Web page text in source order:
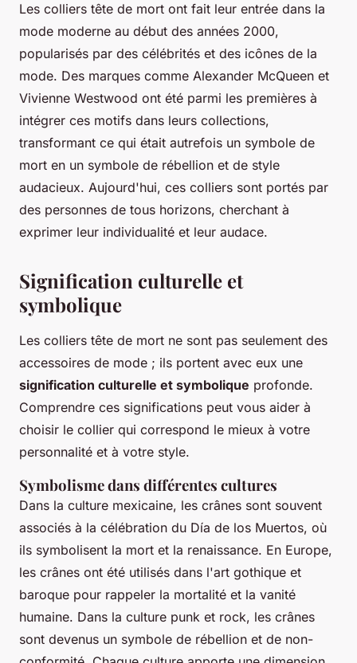
Les colliers tête de mort ont fait leur entrée dans la
mode moderne au début des années 2000,
popularisés par des célébrités et des icônes de la
mode. Des marques comme Alexander McQueen et
Vivienne Westwood ont été parmi les premières à
intégrer ces motifs dans leurs collections,
transformant ce qui était autrefois un symbole de
mort en un symbole de rébellion et de style
audacieux. Aujourd'hui, ces colliers sont portés par
des personnes de tous horizons, cherchant à
exprimer leur individualité et leur audace.
Signification culturelle et
symbolique
Les colliers tête de mort ne sont pas seulement des
accessoires de mode ; ils portent avec eux une
signification culturelle et symbolique profonde.
Comprendre ces significations peut vous aider à
choisir le collier qui correspond le mieux à votre
personnalité et à votre style.
Symbolisme dans différentes cultures
Dans la culture mexicaine, les crânes sont souvent
associés à la célébration du Día de los Muertos, où
ils symbolisent la mort et la renaissance. En Europe,
les crânes ont été utilisés dans l'art gothique et
baroque pour rappeler la mortalité et la vanité
humaine. Dans la culture punk et rock, les crânes
sont devenus un symbole de rébellion et de non-